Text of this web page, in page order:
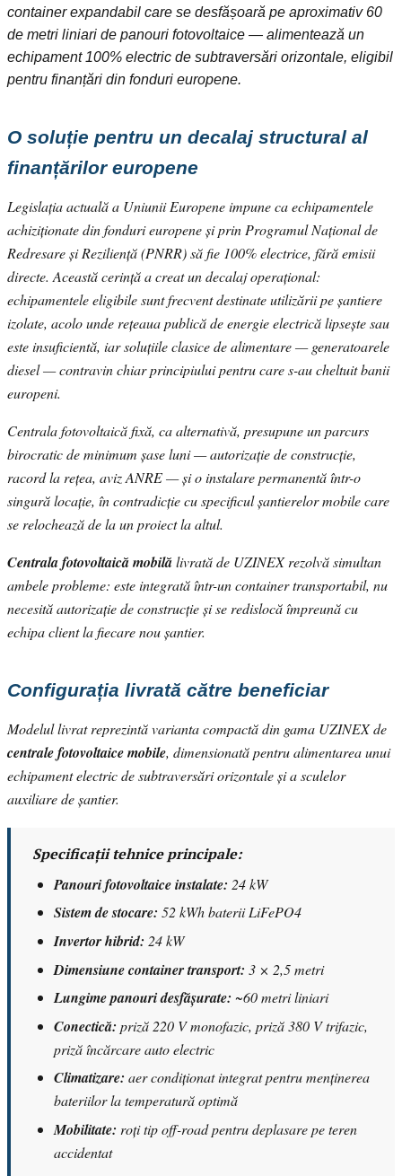
container expandabil care se desfășoară pe aproximativ 60
de metri liniari de panouri fotovoltaice — alimentează un
echipament 100% electric de subtraversări orizontale, eligibil
pentru finanțări din fonduri europene.
O soluție pentru un decalaj structural al
finanțărilor europene
Legislația actuală a Uniunii Europene impune ca echipamentele
achiziționate din fonduri europene și prin Programul Național de
Redresare și Reziliență (PNRR) să fie 100% electrice, fără emisii
directe. Această cerință a creat un decalaj operațional:
echipamentele eligibile sunt frecvent destinate utilizării pe șantiere
izolate, acolo unde rețeaua publică de energie electrică lipsește sau
este insuficientă, iar soluțiile clasice de alimentare — generatoarele
diesel — contravin chiar principiului pentru care s-au cheltuit banii
europeni.
Centrala fotovoltaică fixă, ca alternativă, presupune un parcurs
birocratic de minimum șase luni — autorizație de construcție,
racord la rețea, aviz ANRE — și o instalare permanentă într-o
singură locație, în contradicție cu specificul șantierelor mobile care
se relochează de la un proiect la altul.
Centrala fotovoltaică mobilălivrată de UZINEX rezolvă simultan
ambele probleme: este integrată într-un container transportabil, nu
necesită autorizație de construcție și se redislocă împreună cu
echipa client la fiecare nou șantier.
Configurația livrată către beneficiar
Modelul livrat reprezintă varianta compactă din gama UZINEX de
centrale fotovoltaice mobile, dimensionată pentru alimentarea unui
echipament electric de subtraversări orizontale și a sculelor
auxiliare de șantier.
Specificații tehnice principale:
Panouri fotovoltaice instalate: 24 kW
Sistem de stocare: 52 kWh baterii LiFePO4
Invertor hibrid: 24 kW
Dimensiune container transport: 3 × 2,5 metri
Lungime panouri desfășurate: ~60 metri liniari
Conectică: priză 220 V monofazic, priză 380 V trifazic,
priză încărcare auto electric
Climatizare: aer condiționat integrat pentru menținerea
bateriilor la temperatură optimă
Mobilitate: roți tip off-road pentru deplasare pe teren
accidentat